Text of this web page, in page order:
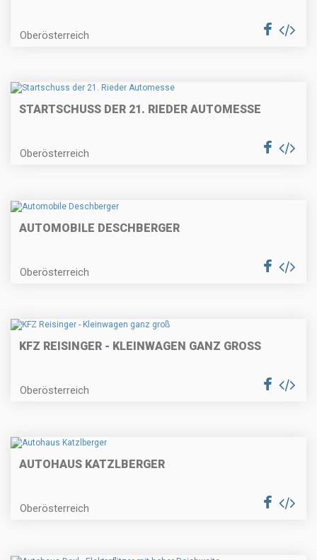
Oberösterreich
STARTSCHUSS DER 21. RIEDER AUTOMESSE
Oberösterreich
AUTOMOBILE DESCHBERGER
Oberösterreich
KFZ REISINGER - KLEINWAGEN GANZ GROSS
Oberösterreich
AUTOHAUS KATZLBERGER
Oberösterreich